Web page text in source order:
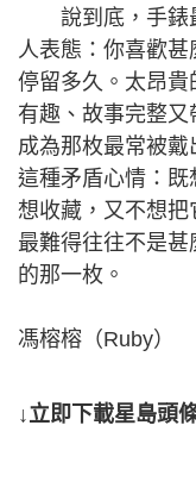
說到底，手錶
人表態：你喜歡
停留多久。太昂
有趣、故事完整
成為那枚最常被
這種矛盾心情：
想收藏，又不想把
最難得往往不是
的那一枚。
馮榕榕（Ruby）
↓立即下載星島頭